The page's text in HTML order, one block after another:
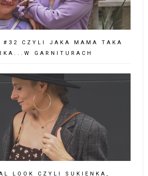
#32 CZYLI JAKA MAMA TAKA
GARNITURACH
LOOK CZYLI SUKIENKA,